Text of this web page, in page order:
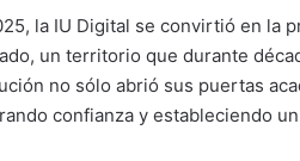
la IU Digital se convirtió en la
un territorio que durante
no sólo abrió sus puertas
confianza y estableciendo